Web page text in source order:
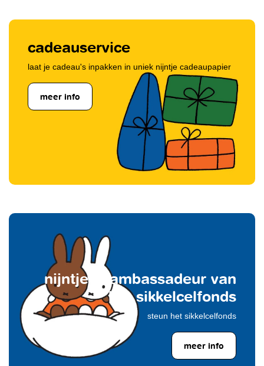
cadeauservice
laat je cadeau's inpakken in uniek nijntje cadeaupapier
meer info
nijntje is ambassadeur van
het sikkelcelfonds
steun het sikkelcelfonds
meer info